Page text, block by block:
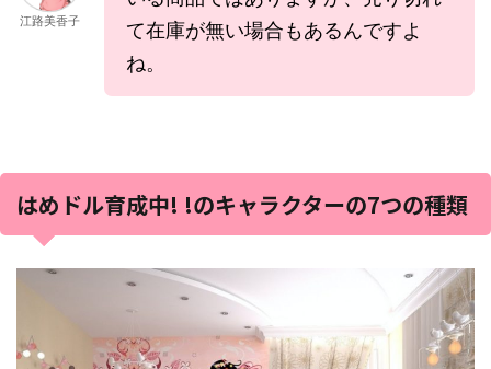
江路美香子
て在庫が無い場合もあるんですよ
ね。
はめドル育成中! !のキャラクターの7つの種類